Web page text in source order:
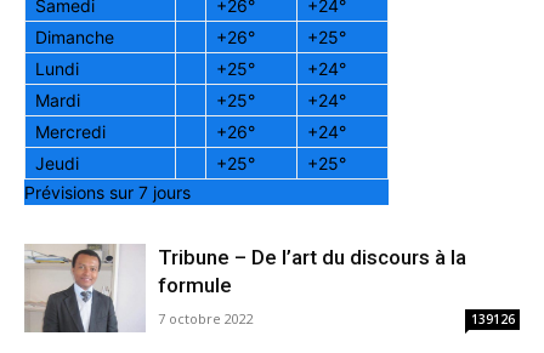
Samedi
+26° +24°
Dimanche
+26° +25°
Lundi
+25° +24°
Mardi
+25° +24°
Mercredi
+26° +24°
Jeudi
+25° +25°
Prévisions sur 7 jours
Tribune – De l’art du discours à la
formule
7 octobre 2022 139126